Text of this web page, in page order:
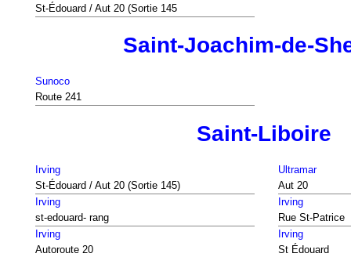
St-Édouard / Aut 20 (Sortie 145
Saint-Joachim-de-
Sunoco
Route 241
Saint-Liboire
Irving
St-Édouard / Aut 20 (Sortie 145)
Ultramar
Aut 20
Irving
st-edouard- rang
Irving
Rue St-Patrice
Irving
Autoroute 20
Irving
St Édouard